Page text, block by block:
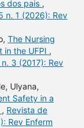
dos pais ,
n. 1 (2026): Rev
The Nursing
in the UFPI ,
3 (2017): Rev
Ulyana,
Safety in a
, Revista de
Rev Enferm